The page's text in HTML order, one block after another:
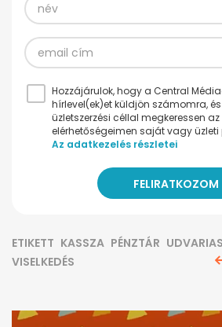
Hozzájárulok, hogy a Central
hírlevel(ek)et küldjön számomra, és
üzletszerzési céllal megkeressen
elérhetőségeimen saját vagy
Az adatkezelés részletei
ETIKETT KASSZA PÉNZTÁR
VISELKEDÉS